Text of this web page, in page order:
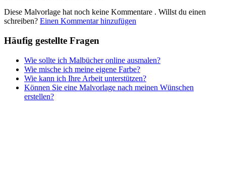
Diese Malvorlage hat noch keine Kommentare . Willst du einen
schreiben? Einen Kommentar hinzufügen
Häufig gestellte Fragen
Wie sollte ich Malbücher online ausmalen?
Wie mische ich meine eigene Farbe?
Wie kann ich Ihre Arbeit unterstützen?
Können Sie eine Malvorlage nach meinen Wünschen
erstellen?